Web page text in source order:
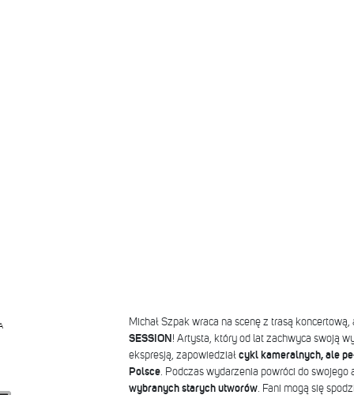
Michał Szpak wraca na scenę z trasą
SESSION ! Artysta, który od lat zachwyca swoją
ekspresją, zapowiedział cykl kameralnych, ale
Polsce. Podczas wydarzenia powróci do swojego
wybranych starych utworów. Fani mogą się